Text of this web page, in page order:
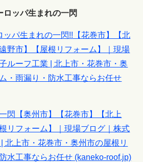
ロッパ生まれの一閃
ッパ生まれの一閃!!【花巻市】【北
野市】【屋根リフォーム】｜現場
ルーフ工業 | 北上市・花巻市・奥
・雨漏り・防水工事ならお任せ
閃【奥州市】【花巻市】【北上
リフォーム】｜現場ブログ｜株式
北上市・花巻市・奥州市の屋根リ
水工事ならお任せ (kaneko-roof.jp)